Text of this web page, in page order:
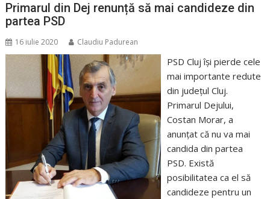
Primarul din Dej renunță să mai candideze din
partea PSD
16 iulie 2020 Claudiu Padurean
PSD Cluj își pierde cele
mai importante redute
din județul Cluj.
Primarul Dejului,
Costan Morar, a
anunțat că nu va mai
candida din partea
PSD. Există
posibilitatea ca el să
candideze pentru un